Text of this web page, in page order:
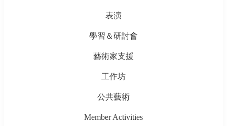
表演
學習＆研討會
藝術家支援
工作坊
公共藝術
Member Activities